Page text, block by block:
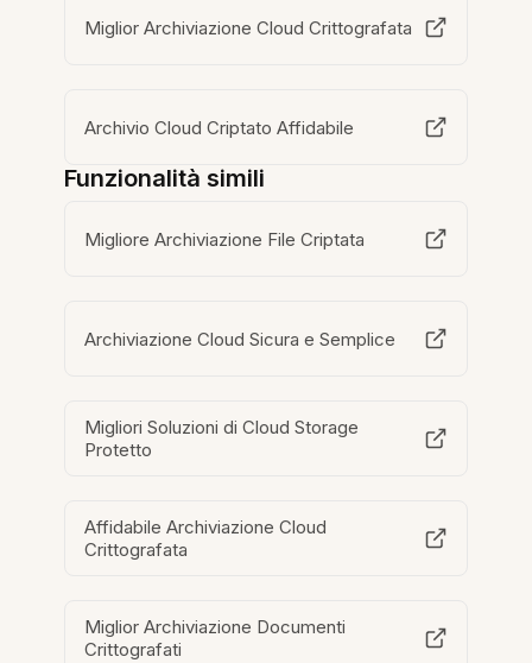
Miglior Archiviazione Cloud Crittografata
Archivio Cloud Criptato Affidabile
Funzionalità simili
Migliore Archiviazione File Criptata
Archiviazione Cloud Sicura e Semplice
Migliori Soluzioni di Cloud Storage
Protetto
Affidabile Archiviazione Cloud
Crittografata
Miglior Archiviazione Documenti
Crittografati